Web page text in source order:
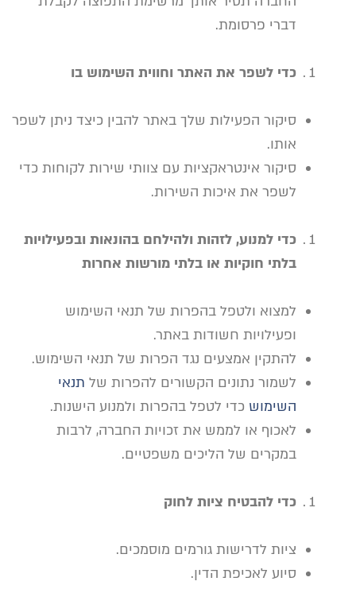
דברי פרסומת.
כדי לשפר את האתר וחווית השימוש בו
סיקור הפעילות שלך באתר להבין כיצד ניתן לשפר
אותו.
סיקור אינטראקציות עם צוותי שירות לקוחות כדי
לשפר את איכות השירות.
כדי למנוע, לזהות ולהילחם בהונאות ובפעילויות
בלתי חוקיות או בלתי מורשות אחרות
למצוא ולטפל בהפרות של תנאי השימוש
ופעילויות חשודות באתר.
להתקין אמצעים נגד הפרות של תנאי השימוש.
לשמור נתונים הקשורים להפרות של תנאי
השימוש כדי לטפל בהפרות ולמנוע הישנות.
לאכוף או לממש את זכויות החברה, לרבות
במקרים של הליכים משפטיים.
כדי להבטיח ציות לחוק
ציות לדרישות גורמים מוסמכים.
סיוע לאכיפת הדין.